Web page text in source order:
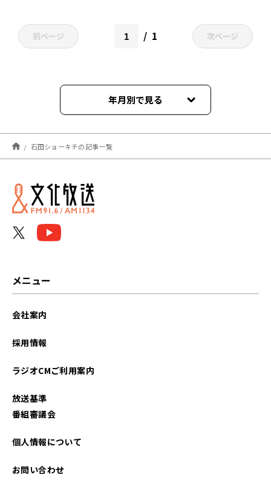
前ページ 1 次ページ
年月別で見る
2022年02月
石田ショーキチの記事一覧
メニュー
会社案内
採用情報
ラジオCMご利用案内
放送基準
番組審議会
個人情報について
お問い合わせ